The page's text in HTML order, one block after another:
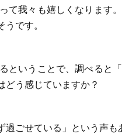
て我々も嬉しくなります
です。
ということで、調べると
どう感じていますか？
ごせている」という声も